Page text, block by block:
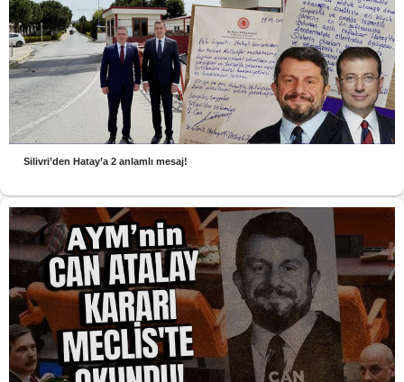
Silivri’den Hatay’a 2 anlamlı mesaj!